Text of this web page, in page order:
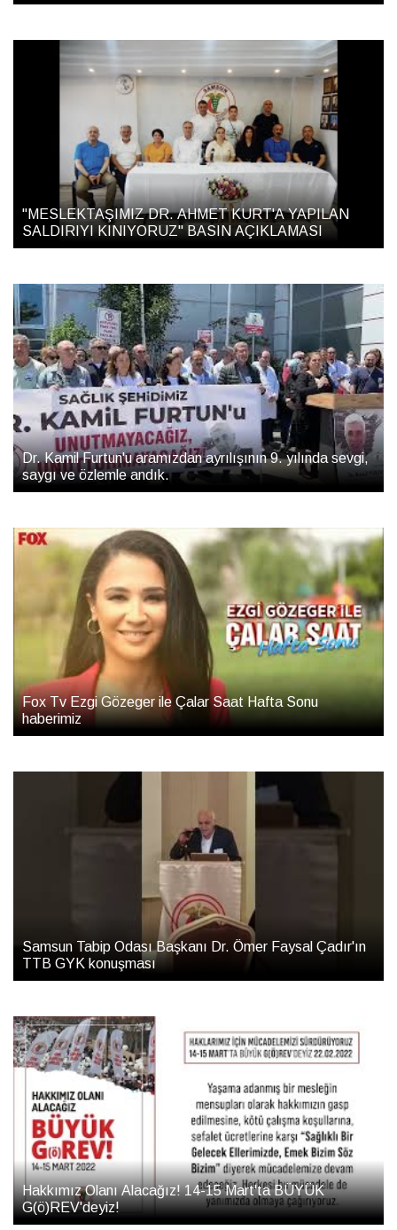
"MESLEKTAŞIMIZ DR. AHMET KURT'A YAPILAN
SALDIRIYI KINIYORUZ" BASIN AÇIKLAMASI
Dr. Kamil Furtun'u aramızdan ayrılışının 9. yılında sevgi,
saygı ve özlemle andık.
Fox Tv Ezgi Gözeger ile Çalar Saat Hafta Sonu
haberimiz
Samsun Tabip Odası Başkanı Dr. Ömer Faysal Çadır'ın
TTB GYK konuşması
Hakkımız Olanı Alacağız! 14-15 Mart'ta BÜYÜK
G(ö)REV'deyiz!